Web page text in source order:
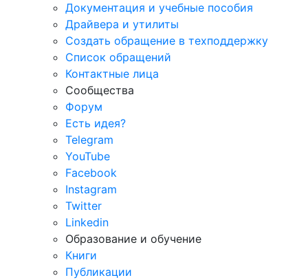
Документация и учебные пособия
Драйвера и утилиты
Создать обращение в техподдержку
Список обращений
Контактные лица
Сообщества
Форум
Есть идея?
Telegram
YouTube
Facebook
Instagram
Twitter
Linkedin
Образование и обучение
Книги
Публикации